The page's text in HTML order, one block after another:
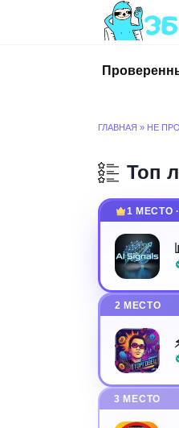
ГЛАВНАЯ » НЕ
Топ
1 МЕСТО
2 МЕСТО
3 МЕСТО